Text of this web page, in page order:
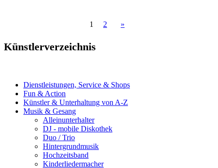
1 2 »
Künstlerverzeichnis
Dienstleistungen, Service & Shops
Fun & Action
Künstler & Unterhaltung von A-Z
Musik & Gesang
Alleinunterhalter
DJ - mobile Diskothek
Duo / Trio
Hintergrundmusik
Hochzeitsband
Kinderliedermacher